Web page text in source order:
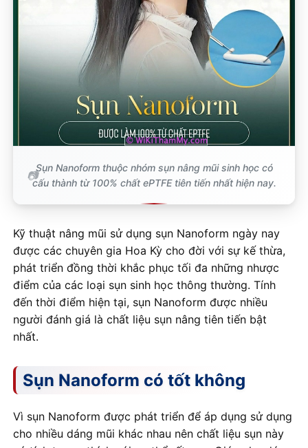
Sụn Nanoform thuộc nhóm sụn nâng mũi sinh học có
cấu thành từ 100% chất ePTFE tiên tiến nhất hiện nay.
Kỹ thuật nâng mũi sử dụng sụn Nanoform ngày nay
được các chuyên gia Hoa Kỳ cho đời với sự kế thừa,
phát triển đồng thời khắc phục tối đa những nhược
điểm của các loại sụn sinh học thông thường. Tính
đến thời điểm hiện tại, sụn Nanoform được nhiều
người đánh giá là chất liệu sụn nâng tiên tiến bật
nhất.
Sụn Nanoform có tốt không
Vì sụn Nanoform được phát triển để áp dụng sử dụng
cho nhiều dáng mũi khác nhau nên chất liệu sụn này